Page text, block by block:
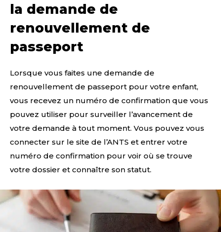
la demande de
renouvellement de
passeport
Lorsque vous faites une demande de
renouvellement de passeport pour votre enfant,
vous recevez un numéro de confirmation que vous
pouvez utiliser pour surveiller l’avancement de
votre demande à tout moment. Vous pouvez vous
connecter sur le site de l’ANTS et entrer votre
numéro de confirmation pour voir où se trouve
votre dossier et connaître son statut.